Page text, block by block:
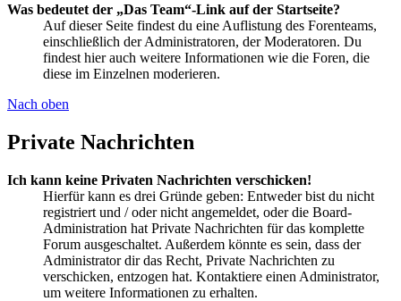
Was bedeutet der „Das Team“-Link auf der Startseite?
Auf dieser Seite findest du eine Auflistung des Forenteams,
einschließlich der Administratoren, der Moderatoren. Du
findest hier auch weitere Informationen wie die Foren, die
diese im Einzelnen moderieren.
Nach oben
Private Nachrichten
Ich kann keine Privaten Nachrichten verschicken!
Hierfür kann es drei Gründe geben: Entweder bist du nicht
registriert und / oder nicht angemeldet, oder die Board-
Administration hat Private Nachrichten für das komplette
Forum ausgeschaltet. Außerdem könnte es sein, dass der
Administrator dir das Recht, Private Nachrichten zu
verschicken, entzogen hat. Kontaktiere einen Administrator,
um weitere Informationen zu erhalten.